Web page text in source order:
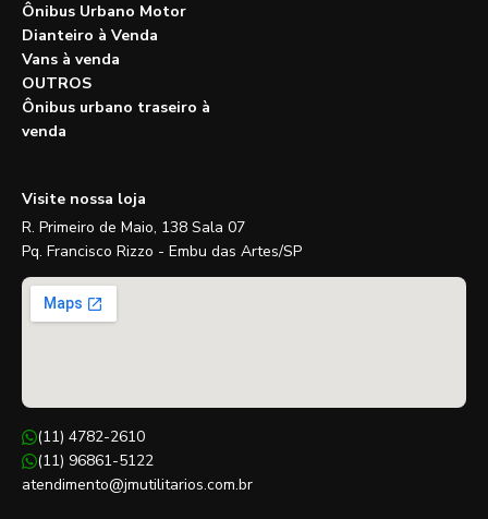
Ônibus Urbano Motor
Dianteiro à Venda
Vans à venda
OUTROS
Ônibus urbano traseiro à
venda
Visite nossa loja
R. Primeiro de Maio, 138 Sala 07
Pq. Francisco Rizzo - Embu das Artes/SP
(11) 4782-2610
(11) 96861-5122
atendimento@jmutilitarios.com.br